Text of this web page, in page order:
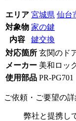
エリア 宮城県 仙台
対象物 家の鍵
内容
鍵交換
対応箇所 玄関のド
メーカー 美和ロッ
使用部品 PR-PG701
ご依頼・ご要望の
弊社と提携し